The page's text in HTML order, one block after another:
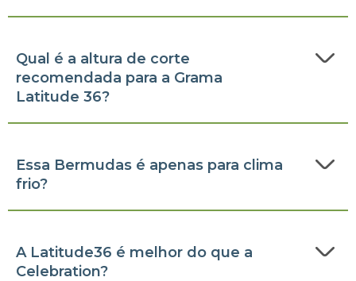
Qual é a altura de corte
recomendada para a Grama
Latitude 36?
Essa Bermudas é apenas para clima
frio?
A Latitude36 é melhor do que a
Celebration?